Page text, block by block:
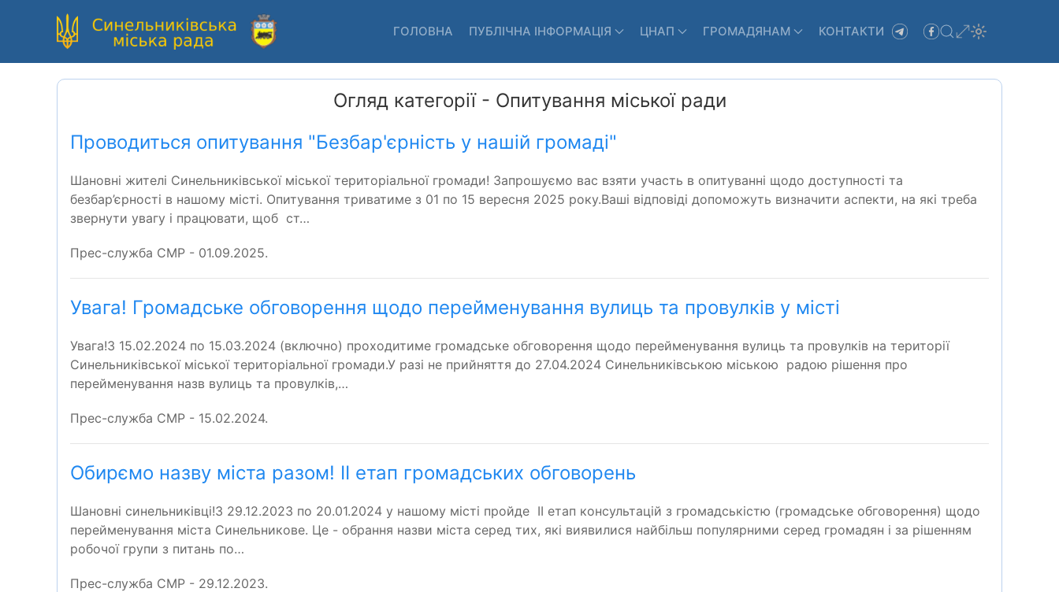
ГОЛОВНА ПУБЛІЧНА ІНФОРМАЦІЯ ЦНАП ГРОМАДЯНАМ КОНТАКТИ
Огляд категорії - Опитування міської ради
Проводиться опитування "Безбар'єрність у нашій громаді"
Шановні жителі Синельниківської міської територіальної громади! Запрошуємо вас взяти участь в опитуванні щодо доступності та
безбар’єрності в нашому місті. Опитування триватиме з 01 по 15 вересня 2025 року.Ваші відповіді допоможуть визначити аспекти, на які треба
звернути увагу і працювати, щоб ст…
Прес-служба СМР - 01.09.2025.
Увага! Громадське обговорення щодо перейменування вулиць та провулків у місті
Увага!З 15.02.2024 по 15.03.2024 (включно) проходитиме громадське обговорення щодо перейменування вулиць та провулків на території
Синельниківської міської територіальної громади.У разі не прийняття до 27.04.2024 Синельниківською міською радою рішення про
перейменування назв вулиць та провулків,…
Прес-служба СМР - 15.02.2024.
Обирємо назву міста разом! ІІ етап громадських обговорень
Шановні синельниківці!З 29.12.2023 по 20.01.2024 у нашому місті пройде ІІ етап консультацій з громадськістю (громадське обговорення) щодо
перейменування міста Синельникове. Це - обрання назви міста серед тих, які виявилися найбільш популярними серед громадян і за рішенням
робочої групи з питань по…
Прес-служба СМР - 29.12.2023.